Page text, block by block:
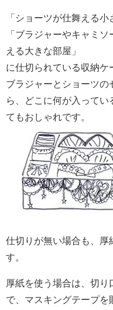
「ショーツが仕舞える小
「ブラジャーやキャミ
える大きな部屋」
に仕切られている収納ケ
ブラジャーとショーツの
ら、どこに何が入ってい
てもおしゃれです。
仕切りが無い場合も、厚
す。
厚紙を使う場合は、切
で、マスキングテープを